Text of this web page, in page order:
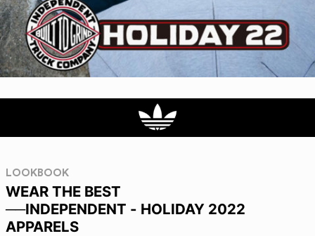
LOOKBOOK
WEAR THE BEST
──INDEPENDENT - HOLIDAY 2022
APPARELS